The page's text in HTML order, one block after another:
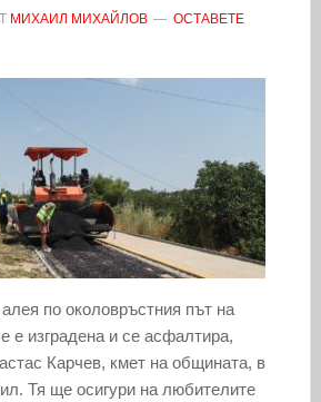
МИХАИЛ МИХАЙЛОВ
ОСТАВЕТЕ
по околовръстния път на
е изградена и се асфалтира,
Карчев, кмет на общината, в
Тя ще осигури на любителите